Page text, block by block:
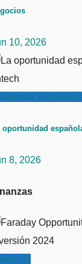
10, 2026
oportunidad
8, 2026